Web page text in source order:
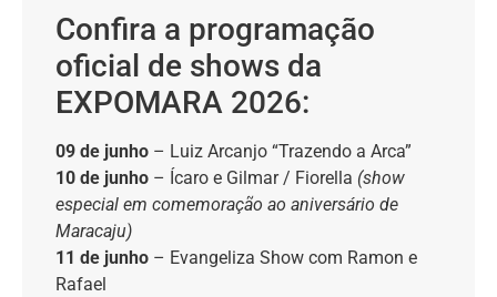
Confira a programação
oficial de shows da
EXPOMARA 2026:
09 de junho – Luiz Arcanjo “Trazendo a Arca”
10 de junho – Ícaro e Gilmar / Fiorella (show
especial em comemoração ao aniversário de
Maracaju)
11 de junho – Evangeliza Show com Ramon e
Rafael